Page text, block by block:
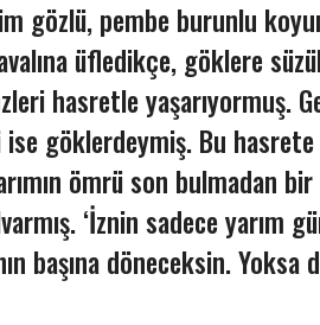
gözlü, pembe burunlu
üfledikçe, göklere
hasretle yaşarıyormuş.
göklerdeymiş. Bu
ömrü son bulmadan
‘İznin sadece yarım
başına döneceksin. Yoksa